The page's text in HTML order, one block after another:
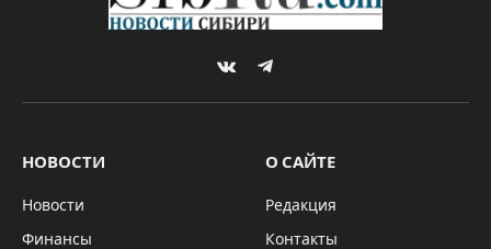
VKontakteTelegram
НОВОСТИ
Новости
Финансы
О САЙТЕ
Редакция
Контакты